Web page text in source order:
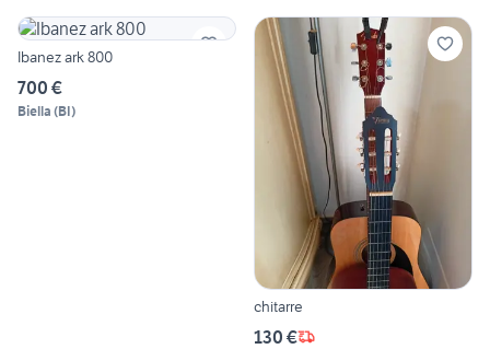
Ibanez ark 800
700 €
Biella (BI)
chitarre
130 €